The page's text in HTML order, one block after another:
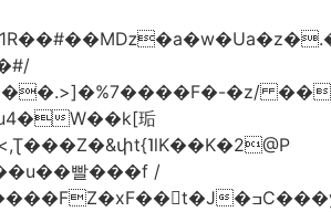
�z/ ��
W��k[㻈
빨���f /